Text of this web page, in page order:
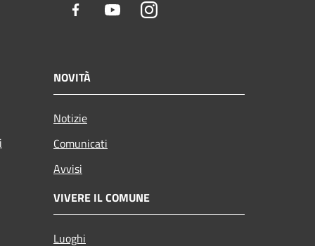
Facebook YoutubeInstagram
NOVITÀ
Notizie
Comunicati
Avvisi
VIVERE IL COMUNE
Luoghi